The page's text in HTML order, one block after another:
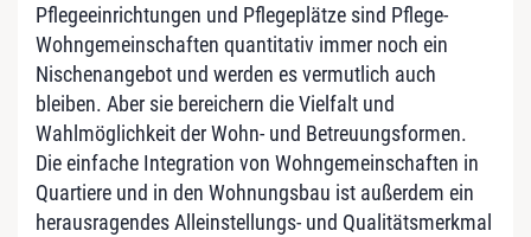
Pflegeeinrichtungen und Pflegeplätze sind Pflege-
Wohngemeinschaften quantitativ immer noch ein
Nischenangebot und werden es vermutlich auch
bleiben. Aber sie bereichern die Vielfalt und
Wahlmöglichkeit der Wohn- und Betreuungsformen.
Die einfache Integration von Wohngemeinschaften in
Quartiere und in den Wohnungsbau ist außerdem ein
herausragendes Alleinstellungs- und Qualitätsmerkmal